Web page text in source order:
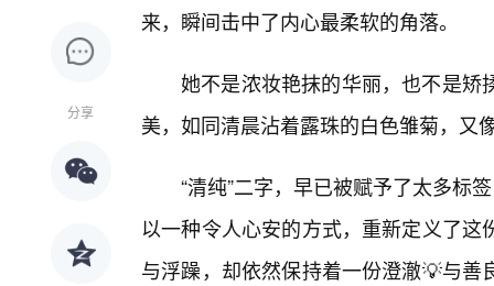
分享
来，瞬间击中了内心最柔软的角落。
她不是浓妆艳抹的华丽，也不是矫
美，如同清晨沾着露珠的白色雏菊，又
“清纯”二字，早已被赋予了太多标
以一种令人心安的方式，重新定义了
与浮躁，却依然保持着一份澄澈💡与